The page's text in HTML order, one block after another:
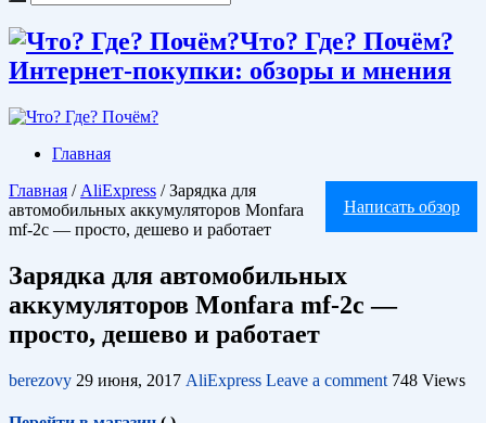
Что? Где? Почём?
Интернет-покупки: обзоры и мнения
Главная
Написать обзор
Главная / AliExpress / Зарядка для
автомобильных аккумуляторов Monfara
mf-2c — просто, дешево и работает
Зарядка для автомобильных
аккумуляторов Monfara mf-2c —
просто, дешево и работает
berezovy 29 июня, 2017 AliExpress Leave a comment 748 Views